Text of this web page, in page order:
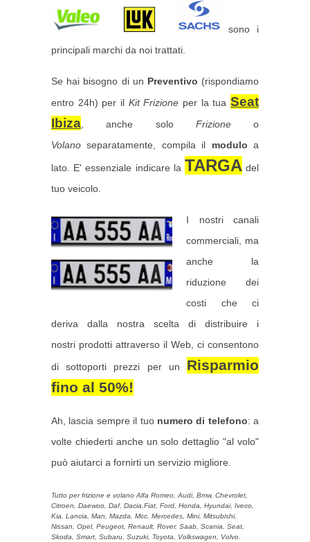
sono i
principali marchi da noi trattati.
Se hai bisogno di un Preventivo (rispondiamo
entro 24h) per il Kit Frizione per la tuaSeat
Ibiza , anche solo Frizioneo
Volanoseparatamente, compila il modulo a
lato. E' essenziale indicare la TARGAdel
tuo veicolo.
I nostri canali
commerciali, ma
anche la
riduzione dei
costi che ci
deriva dalla nostra scelta di distribuire i
nostri prodotti attraverso il Web, ci consentono
di sottoporti prezzi per un Risparmio
fino al 50%!
Ah, lascia sempre il tuo numero di telefono: a
volte chiederti anche un solo dettaglio "al volo"
può aiutarci a fornirti un servizio migliore.
Tutto per frizione e volano Alfa Romeo, Audi, Bmw, Chevrolet,
Citroen, Daewoo, Daf, Dacia,Fiat, Ford, Honda, Hyundai, Iveco,
Kia, Lancia, Man, Mazda, Mcc, Mercedes, Mini, Mitsubishi,
Nissan, Opel, Peugeot, Renault, Rover, Saab, Scania, Seat,
Skoda, Smart, Subaru, Suzuki, Toyota, Volkswagen, Volvo.